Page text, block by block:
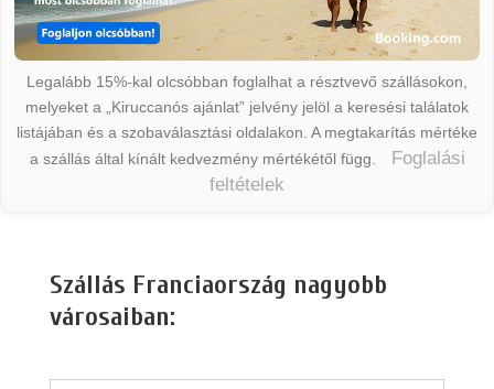
Legalább 15%-kal olcsóbban foglalhat a résztvevő szállásokon,
melyeket a „Kiruccanós ajánlat” jelvény jelöl a keresési találatok
listájában és a szobaválasztási oldalakon. A megtakarítás mértéke
a szállás által kínált kedvezmény mértékétől függ.
Foglalási
feltételek
Szállás Franciaország nagyobb
városaiban: